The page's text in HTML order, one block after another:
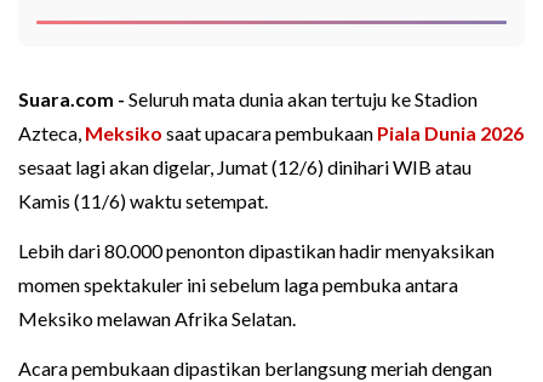
Suara.com - Seluruh mata dunia akan tertuju ke Stadion
Azteca, Meksiko saat upacara pembukaan Piala Dunia 2026
sesaat lagi akan digelar, Jumat (12/6) dinihari WIB atau
Kamis (11/6) waktu setempat.
Lebih dari 80.000 penonton dipastikan hadir menyaksikan
momen spektakuler ini sebelum laga pembuka antara
Meksiko melawan Afrika Selatan.
Acara pembukaan dipastikan berlangsung meriah dengan